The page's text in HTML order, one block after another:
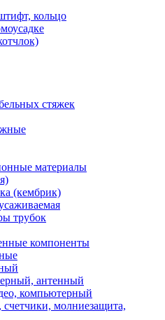
кольцо
стяжек
материалы
(кембрик)
трубок
компоненты
антенный
компьютерный
счетчики, молниезащита,